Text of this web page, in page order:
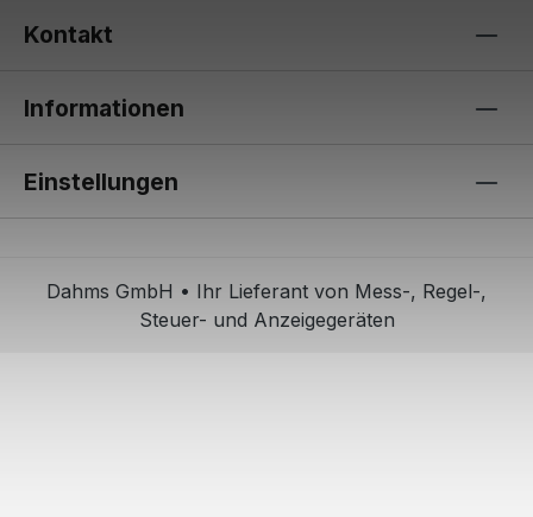
Kontakt
Informationen
Einstellungen
Dahms GmbH • Ihr Lieferant von Mess-, Regel-,
Steuer- und Anzeigegeräten